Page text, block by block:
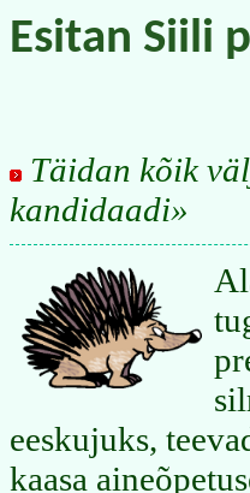
Esitan Siili
Täidan kõik
kandidaadi»
eeskujuks,
kaasa